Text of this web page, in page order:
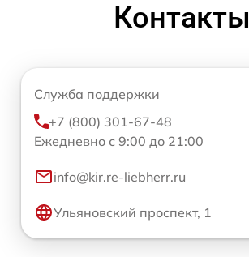
Контакты
Служба поддержки
+7 (800) 301-67-48
Ежедневно с 9:00 до 21:00
info@kir.re-liebherr.ru
Ульяновский проспект, 1